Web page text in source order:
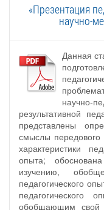
«Презентация
научно-
Данная
результативной
представлены
смыслы передового
характеристики
опыта;
изучению,
педагогического
педагогического
обобщающим свой